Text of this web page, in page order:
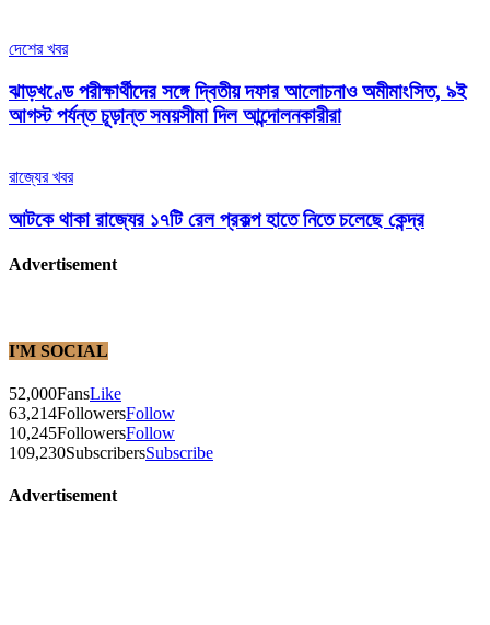
দেশের খবর
ঝাড়খণ্ডে পরীক্ষার্থীদের সঙ্গে দ্বিতীয় দফার আলোচনাও অমীমাংসিত, ৯ই
আগস্ট পর্যন্ত চূড়ান্ত সময়সীমা দিল আন্দোলনকারীরা
রাজ্যের খবর
আটকে থাকা রাজ্যের ১৭টি রেল প্রকল্প হাতে নিতে চলেছে কেন্দ্র
Advertisement
I'M SOCIAL
52,000FansLike
63,214FollowersFollow
10,245FollowersFollow
109,230SubscribersSubscribe
Advertisement